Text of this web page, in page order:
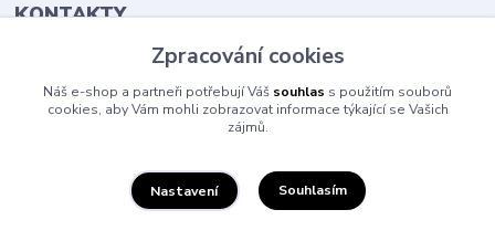
KONTAKTY
Tomáš Vlček
+420 702 090 443
volejte od 9,00 - 20,00 hod
info@elektromaterial.cz
Zpracování cookies
Náš e-shop a partneři potřebují Váš souhlas s použitím souborů
cookies, aby Vám mohli zobrazovat informace týkající se Vašich
zájmů.
Nastavení Souhlasím